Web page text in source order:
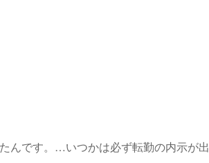
んです。…いつかは必ず転勤の内示が出